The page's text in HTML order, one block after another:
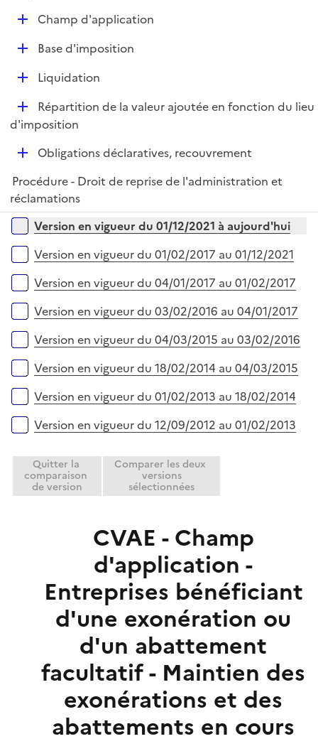
l
i
e
r
D
r
Champ d'application
D
e
Base d'imposition
D
l
r
Liquidation
D
é
e
r
Répartition de la valeur ajoutée en fonction du lieu
d'imposition
D
p
l
e
r
Obligations déclaratives, recouvrement
Procédure - Droit de reprise de l'administration et
réclamations
Versions sur la période
Version en vigueur du 01/12/2021 à aujourd'hui
Version en vigueur du 01/02/2017 au 01/12/2021
Version en vigueur du 04/01/2017 au 01/02/2017
Version en vigueur du 03/02/2016 au 04/01/2017
Version en vigueur du 04/03/2015 au 03/02/2016
Version en vigueur du 18/02/2014 au 04/03/2015
Version en vigueur du 01/02/2013 au 18/02/2014
Version en vigueur du 12/09/2012 au 01/02/2013
Quitter la
comparaison
de version
Comparer les deux
versions
sélectionnées
CVAE - Champ
d'application -
Entreprises bénéficiant
d'une exonération ou
d'un abattement
facultatif - Maintien des
exonérations et des
abattements en cours